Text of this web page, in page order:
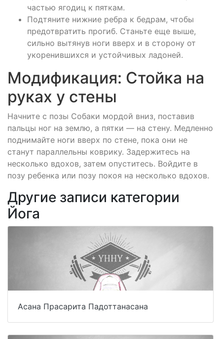
частью ягодиц к пяткам.
Подтяните нижние ребра к бедрам, чтобы
предотвратить прогиб. Станьте еще выше,
сильно вытянув ноги вверх и в сторону от
укоренившихся и устойчивых ладоней.
Модификация: Стойка на
руках у стены
Начните с позы Собаки мордой вниз, поставив
пальцы ног на землю, а пятки — на стену. Медленно
поднимайте ноги вверх по стене, пока они не
станут параллельны коврику. Задержитесь на
несколько вдохов, затем опуститесь. Войдите в
позу ребенка или позу покоя на несколько вдохов.
Другие записи категории
Йога
Асана Прасарита Падоттанасана